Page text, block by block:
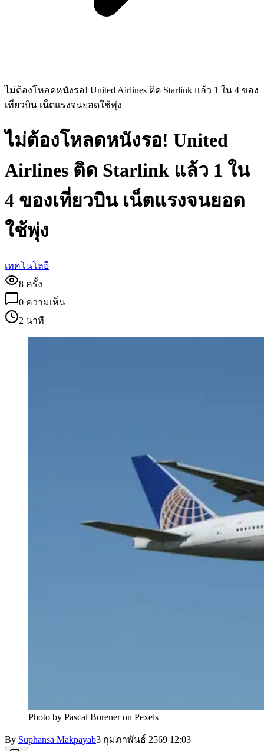
ไม่ต้องโหลดหนังรอ! United Airlines ติด Starlink แล้ว 1 ใน 4 ของ
เที่ยวบิน เน็ตแรงจนยอดใช้พุ่ง
ไม่ต้องโหลดหนังรอ! United
Airlines ติด Starlink แล้ว 1 ใน
4 ของเที่ยวบิน เน็ตแรงจนยอด
ใช้พุ่ง
เทคโนโลยี
8 ครั้ง
0 ความเห็น
2 นาที
Photo by Pascal Borener on Pexels
By Suphansa Makpayab3 กุมภาพันธ์ 2569 12:03